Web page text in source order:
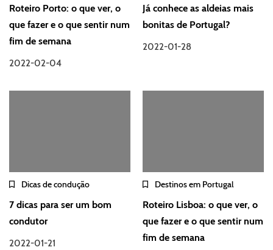
Roteiro Porto: o que ver, o
que fazer e o que sentir num
fim de semana
2022-02-04
Já conhece as aldeias mais
bonitas de Portugal?
2022-01-28
Dicas de condução
7 dicas para ser um bom
condutor
2022-01-21
Destinos em Portugal
Roteiro Lisboa: o que ver, o
que fazer e o que sentir num
fim de semana